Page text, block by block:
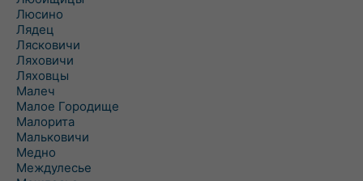
Люсино
Лядец
Лясковичи
Ляховичи
Ляховцы
Малеч
Малое Городище
Малорита
Мальковичи
Медно
Междулесье